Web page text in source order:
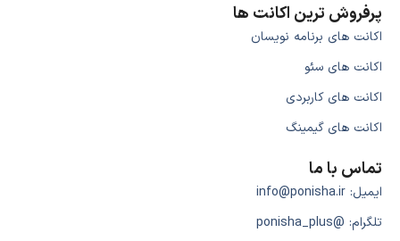
پرفروش ترین اکانت ها
اکانت های برنامه نویسان
اکانت های سئو
اکانت های کاربردی
اکانت های گیمینگ
تماس با ما
ایمیل: info@ponisha.ir
تلگرام: @ponisha_plus